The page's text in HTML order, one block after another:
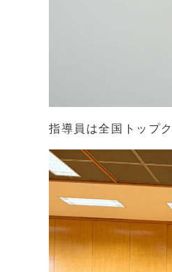
指導員は全国トップ